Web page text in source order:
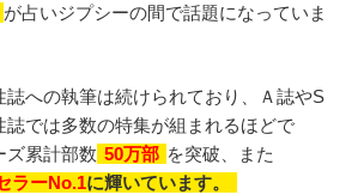
が占いジプシーの間で話題になっていま
誌への執筆は続けられており、Ａ誌やS
誌では多数の特集が組まれるほどで
ズ累計部数 50万部 を突破、また
ラーNo.1に輝いています。